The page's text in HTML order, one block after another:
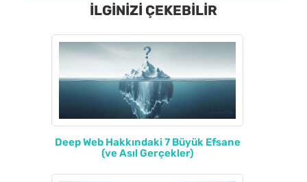
İLGİNİZİ ÇEKEBİLİR
Deep Web Hakkındaki 7 Büyük Efsane
(ve Asıl Gerçekler)